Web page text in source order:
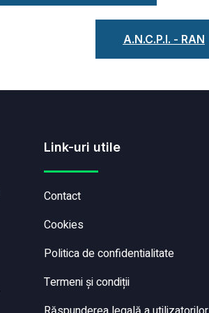
A.N.C.P.I. - RAN
Link-uri utile
Contact
Cookies
Politica de confidentialitate
Termeni și condiții